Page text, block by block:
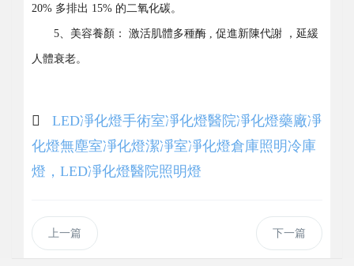
20% 多排出 15% 的二氧化碳。
5、美容養顏： 激活肌體多種酶 , 促進新陳代謝 ，延緩
人體衰老。
LED凈化燈手術室凈化燈醫院凈化燈藥廠凈
化燈無塵室凈化燈潔凈室凈化燈倉庫照明冷庫
燈，LED凈化燈醫院照明燈
上一篇 下一篇